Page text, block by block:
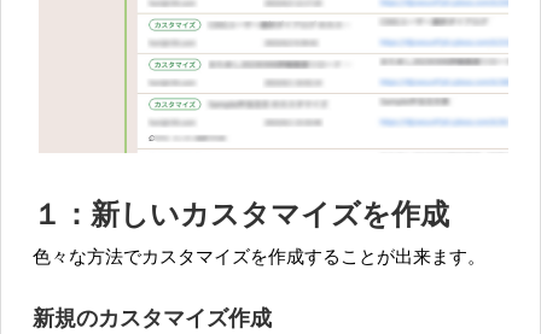
１：新しいカスタマイズを作成
色々な方法でカスタマイズを作成することが出来ます。
新規のカスタマイズ作成